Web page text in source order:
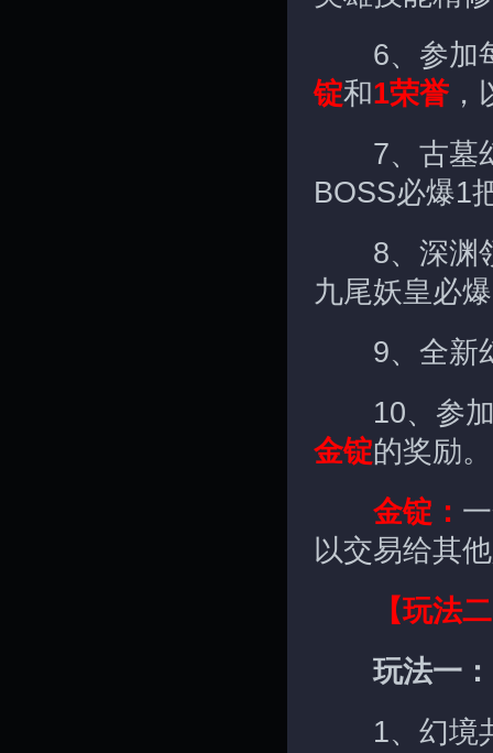
6、参加每
锭和1荣誉
7、古墓幻
BOSS必爆1
8、深渊领
九尾妖皇必爆
9、全新幻
10、参加
金锭的奖励。
金锭：
以交易给其
【玩法
玩法一
1、幻境共